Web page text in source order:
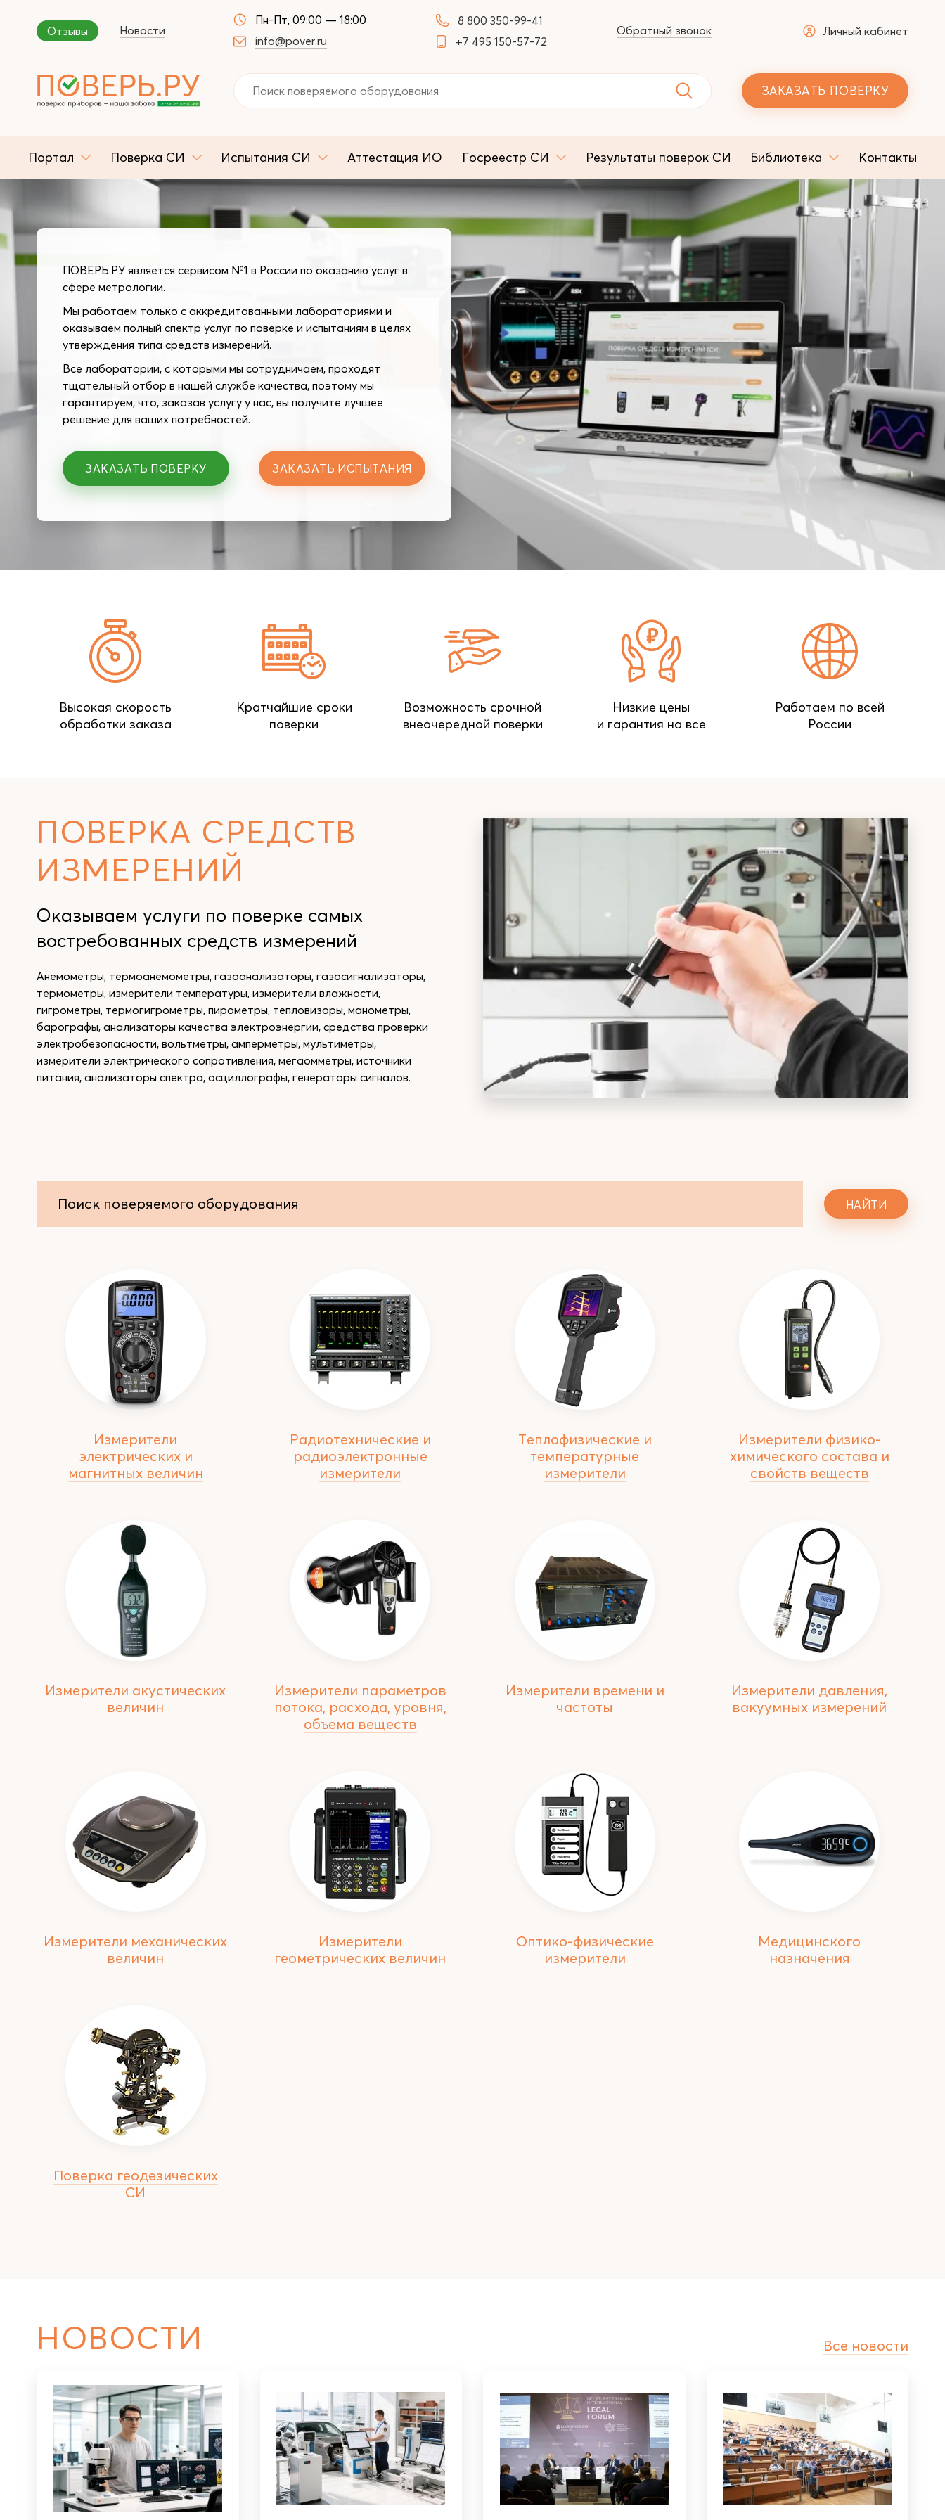
Отзывы Новости
Пн-Пт, 09:00 — 18:00
info@pover.ru
8 800 350-99-41
+7 495 150-57-72
Обратный звонок Личный кабинет
ЗАКАЗАТЬ ПОВЕРКУ
Портал Поверка СИ Испытания СИ Аттестация ИО Госреестр СИ Результаты поверок СИ Библиотека Контакты
ПОВЕРЬ.РУ является сервисом №1 в России по оказанию услуг в
сфере метрологии.
Мы работаем только с аккредитованными лабораториями и
оказываем полный спектр услуг по поверке и испытаниям в целях
утверждения типа средств измерений.
Все лаборатории, с которыми мы сотрудничаем, проходят
тщательный отбор в нашей службе качества, поэтому мы
гарантируем, что, заказав услугу у нас, вы получите лучшее
решение для ваших потребностей.
ЗАКАЗАТЬ ПОВЕРКУ ЗАКАЗАТЬ ИСПЫТАНИЯ
Высокая скорость
обработки заказа
Кратчайшие сроки
поверки
Возможность срочной
внеочередной поверки
Низкие цены
и гарантия на все
Работаем по всей
России
ПОВЕРКА СРЕДСТВ
ИЗМЕРЕНИЙ
Оказываем услуги по поверке самых
востребованных средств измерений
Анемометры, термоанемометры, газоанализаторы, газосигнализаторы,
термометры, измерители температуры, измерители влажности,
гигрометры, термогигрометры, пирометры, тепловизоры, манометры,
барографы, анализаторы качества электроэнергии, средства проверки
электробезопасности, вольтметры, амперметры, мультиметры,
измерители электрического сопротивления, мегаомметры, источники
питания, анализаторы спектра, осциллографы, генераторы сигналов.
НАЙТИ
Измерители
электрических и
магнитных величин
Радиотехнические и
радиоэлектронные
измерители
Теплофизические и
температурные
измерители
Измерители физико-
химического состава и
свойств веществ
Измерители акустических
величин
Измерители параметров
потока, расхода, уровня,
объема веществ
Измерители времени и
частоты
Измерители давления,
вакуумных измерений
Измерители механических
величин
Измерители
геометрических величин
Оптико-физические
измерители
Медицинского
назначения
Поверка геодезических
СИ
НОВОСТИ Все новости